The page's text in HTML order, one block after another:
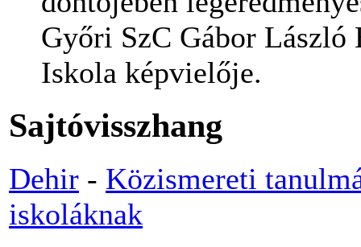
Győri SzC Gábor László
Iskola képvielője.
Sajtóvisszhang
Dehir - Közismereti
iskoláknak